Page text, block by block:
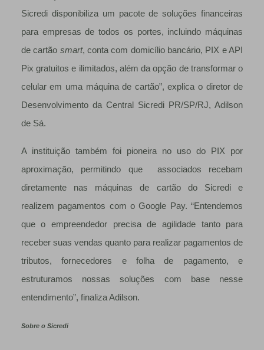
Sicredi disponibiliza um pacote de soluções financeiras
para empresas de todos os portes, incluindo máquinas
de cartão smart, conta com domicílio bancário, PIX e API
Pix gratuitos e ilimitados, além da opção de transformar o
celular em uma máquina de cartão”, explica o diretor de
Desenvolvimento da Central Sicredi PR/SP/RJ, Adilson
de Sá.
A instituição também foi pioneira no uso do PIX por
aproximação, permitindo que associados recebam
diretamente nas máquinas de cartão do Sicredi e
realizem pagamentos com o Google Pay. “Entendemos
que o empreendedor precisa de agilidade tanto para
receber suas vendas quanto para realizar pagamentos de
tributos, fornecedores e folha de pagamento, e
estruturamos nossas soluções com base nesse
entendimento”, finaliza Adilson.
Sobre o Sicredi